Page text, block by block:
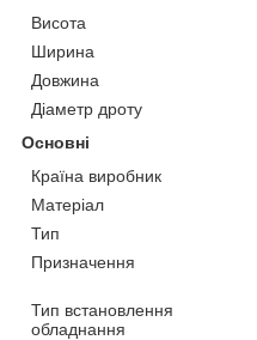
Висота
Ширина
Довжина
Діаметр дроту
Основні
Країна виробник
Матеріал
Тип
Призначення
Тип встановлення
обладнання